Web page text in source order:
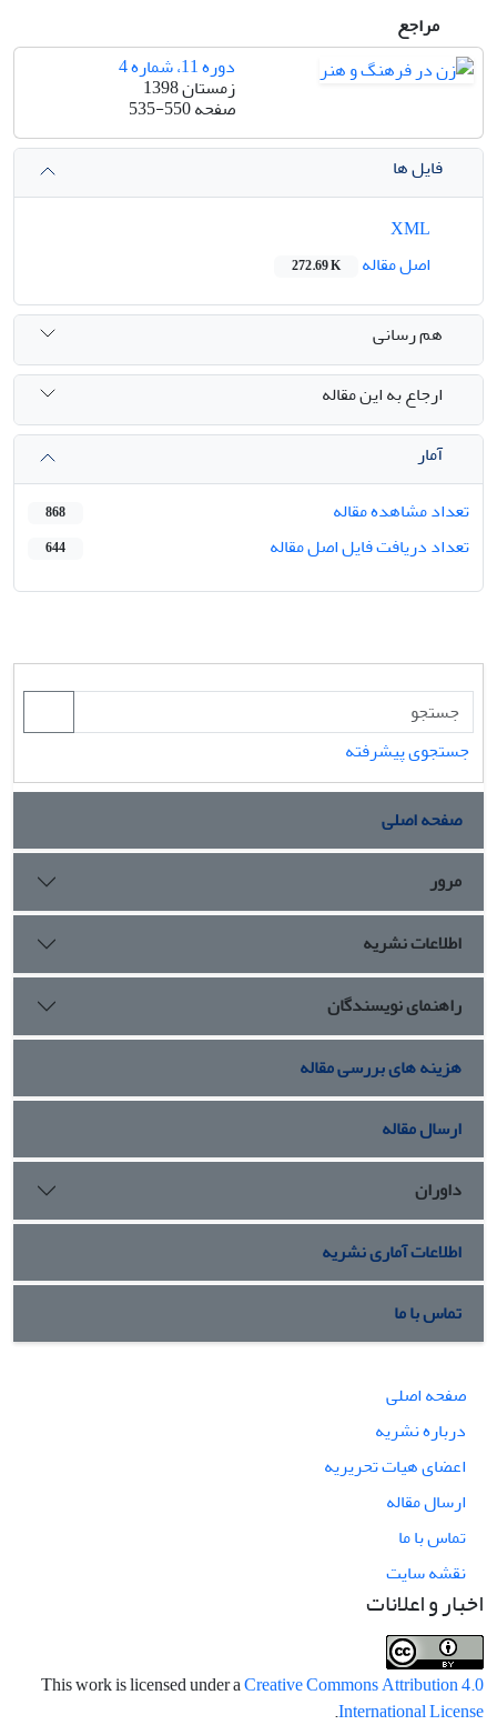
مراجع
دوره 11، شماره 4
زمستان 1398
صفحه535-550
فایل ها
اصل مقاله
272.69 K
هم رسانی
ارجاع به این مقاله
آمار
تعداد مشاهده مقاله
868
تعداد دریافت فایل اصل مقاله 644
جستجوی پیشرفته
صفحه اصلی
مرور
اطلاعات نشریه
راهنمای نویسندگان
هزینه های بررسی مقاله
ارسال مقاله
داوران
اطلاعات آماری نشریه
تماس با ما
صفحه اصلی
درباره نشریه
اعضای هیات تحریریه
ارسال مقاله
تماس با ما
نقشه سایت
اخبار و اعلانات
This work is licensed under aCreative Commons Attribution 4.0
International License
.